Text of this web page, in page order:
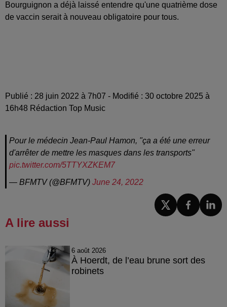
Bourguignon a déjà laissé entendre qu'une quatrième dose
de vaccin serait à nouveau obligatoire pour tous.
Publié : 28 juin 2022 à 7h07 - Modifié : 30 octobre 2025 à
16h48 Rédaction Top Music
Pour le médecin Jean-Paul Hamon, "ça a été une erreur
d'arrêter de mettre les masques dans les transports"
pic.twitter.com/5TTYXZKEM7
— BFMTV (@BFMTV) June 24, 2022
A lire aussi
6 août 2026
À Hoerdt, de l’eau brune sort des
robinets